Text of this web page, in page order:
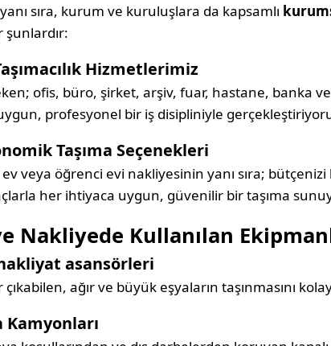
sıra, kurum ve kuruluşlara da kapsamlı
şunlardır:
Hizmetlerimiz
ofis, büro, şirket, arşiv, fuar, hastane, banka ve
profesyonel bir iş disipliniyle
Taşıma Seçenekleri
veya öğrenci evi nakliyesinin yanı sıra;
her ihtiyaca uygun, güvenilir bir taşıma
Nakliyede Kullanılan
asansörleri
ağır ve büyük eşyaların taşınmasını
Kamyonları